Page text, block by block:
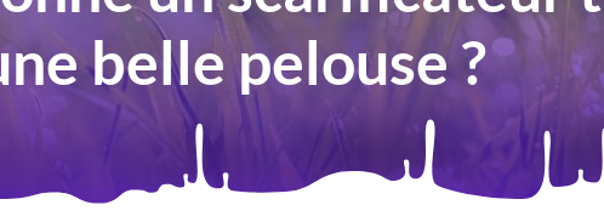
belle pelouse ?